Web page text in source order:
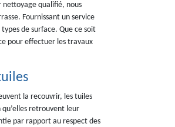
nettoyage qualifié, nous
Fournissant un service
de surface. Que ce soit
pour effectuer les travaux
la recouvrir, les tuiles
retrouvent leur
par rapport au respect des